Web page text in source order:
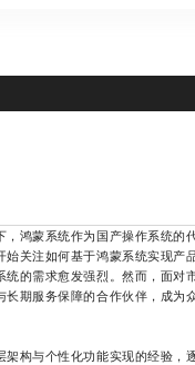
鸿蒙系统作为国产操作系统的
关注如何基于鸿蒙系统实现产
的需求愈发强烈。然而，面对
长期服务保障的合作伙伴，成为
构与个性化功能实现的经验，